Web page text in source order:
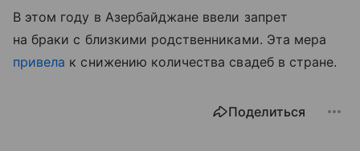
В этом году в Азербайджане ввели запрет
на браки с близкими родственниками. Эта мера
привела к снижению количества свадеб в стране.
Поделиться